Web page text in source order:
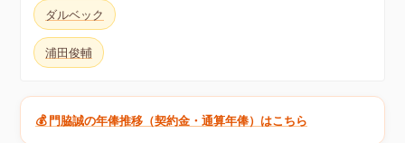
ダルベック
浦田俊輔
💰 門脇誠の年俸推移（契約金・通算年俸）はこちら